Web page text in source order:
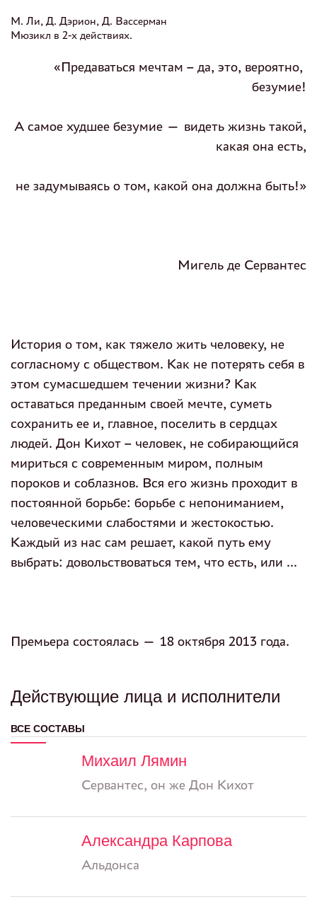
М. Ли, Д. Дэрион, Д. Вассерман
Мюзикл в 2-х действиях.
«Предаваться мечтам – да, это, вероятно,
безумие!
А самое худшее безумие — видеть жизнь такой,
какая она есть,
не задумываясь о том, какой она должна быть!»
Мигель де Сервантес
История о том, как тяжело жить человеку, не
согласному с обществом. Как не потерять себя в
этом сумасшедшем течении жизни? Как
оставаться преданным своей мечте, суметь
сохранить ее и, главное, поселить в сердцах
людей. Дон Кихот – человек, не собирающийся
мириться с современным миром, полным
пороков и соблазнов. Вся его жизнь проходит в
постоянной борьбе: борьбе с непониманием,
человеческими слабостями и жестокостью.
Каждый из нас сам решает, какой путь ему
выбрать: довольствоваться тем, что есть, или ...
Премьера состоялась — 18 октября 2013 года.
Действующие лица и исполнители
ВСЕ СОСТАВЫ
Михаил Лямин
Сервантес, он же Дон Кихот
Александра Карпова
Альдонса